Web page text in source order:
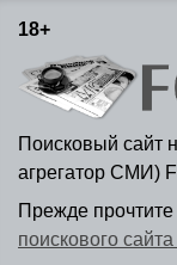
18+
Поисковый сайт
агрегатор СМИ)
Прежде прочтите
поискового